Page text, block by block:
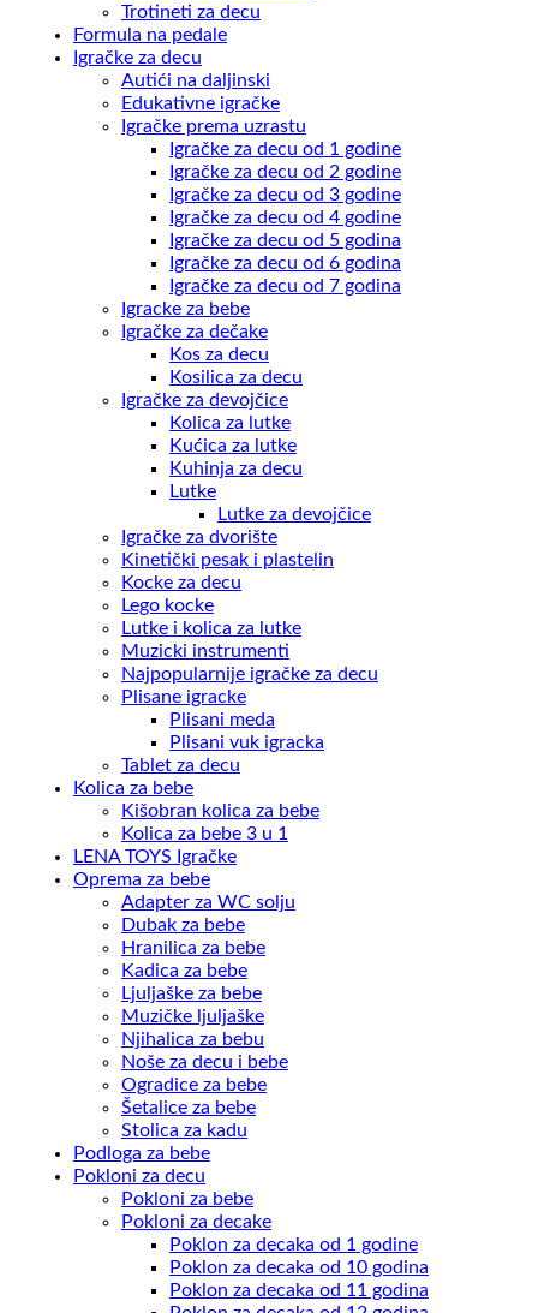
Trotineti za decu
Formula na pedale
Igračke za decu
Autići na daljinski
Edukativne igračke
Igračke prema uzrastu
Igračke za decu od 1 godine
Igračke za decu od 2 godine
Igračke za decu od 3 godine
Igračke za decu od 4 godine
Igračke za decu od 5 godina
Igračke za decu od 6 godina
Igračke za decu od 7 godina
Igracke za bebe
Igračke za dečake
Kos za decu
Kosilica za decu
Igračke za devojčice
Kolica za lutke
Kućica za lutke
Kuhinja za decu
Lutke
Lutke za devojčice
Igračke za dvorište
Kinetički pesak i plastelin
Kocke za decu
Lego kocke
Lutke i kolica za lutke
Muzicki instrumenti
Najpopularnije igračke za decu
Plisane igracke
Plisani meda
Plisani vuk igracka
Tablet za decu
Kolica za bebe
Kišobran kolica za bebe
Kolica za bebe 3 u 1
LENA TOYS Igračke
Oprema za bebe
Adapter za WC solju
Dubak za bebe
Hranilica za bebe
Kadica za bebe
Ljuljaške za bebe
Muzičke ljuljaške
Njihalica za bebu
Noše za decu i bebe
Ogradice za bebe
Šetalice za bebe
Stolica za kadu
Podloga za bebe
Pokloni za decu
Pokloni za bebe
Pokloni za decake
Poklon za decaka od 1 godine
Poklon za decaka od 10 godina
Poklon za decaka od 11 godina